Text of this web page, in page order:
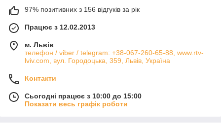
97% позитивних з 156 відгуків за рік
Працює з 12.02.2013
м. Львів
телефон / viber / telegram: +38-067-260-65-88, www.rtv-
lviv.com, вул. Городоцька, 359, Львів, Україна
Контакти
Сьогодні працює з 10:00 до 15:00
Показати весь графік роботи